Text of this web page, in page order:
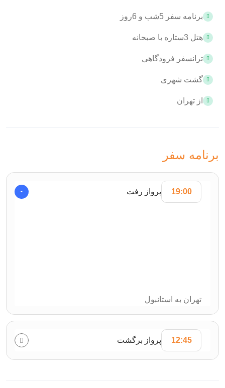
برنامه سفر 5شب و 6روز
هتل 3ستاره با صبحانه
ترانسفر فرودگاهی
گشت شهری
از تهران
برنامه سفر
19:00 پرواز رفت
تهران به استانبول
12:45 پرواز برگشت